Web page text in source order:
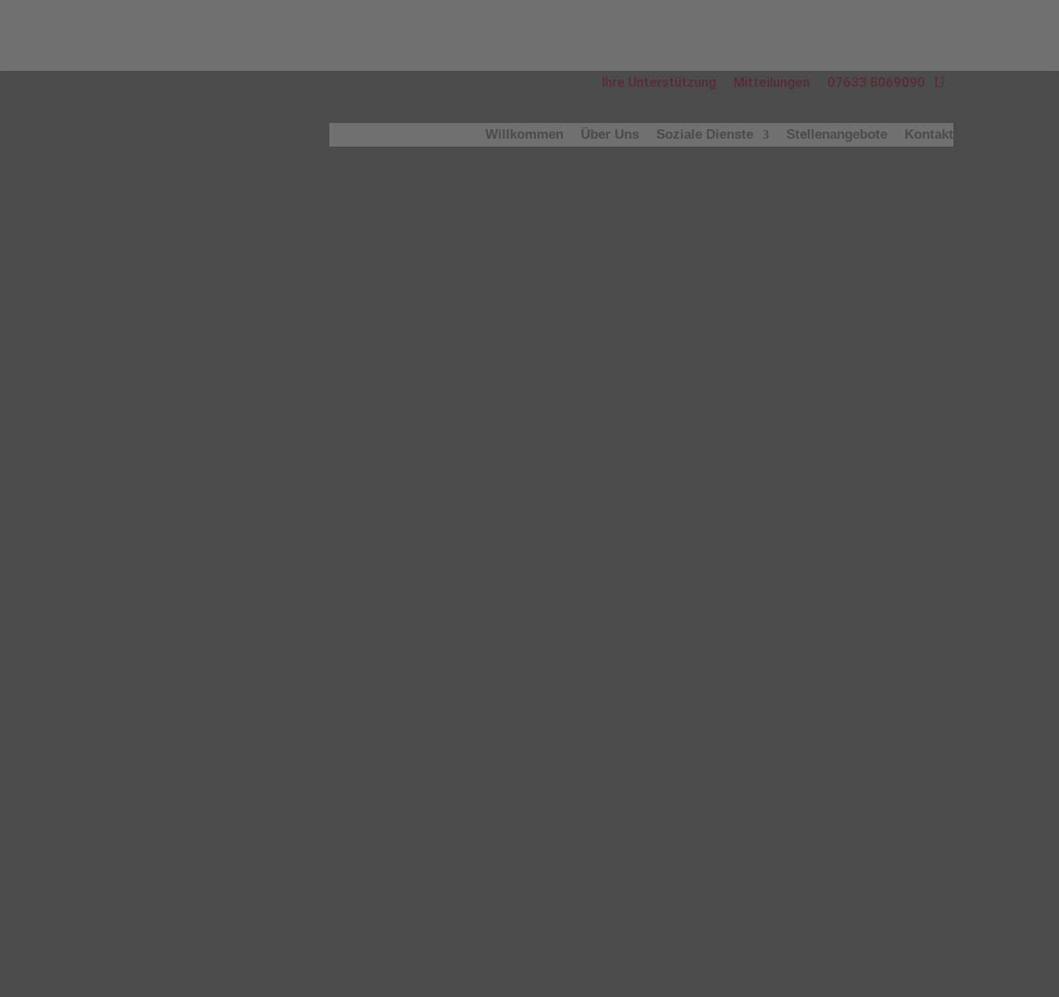
Ihre Unter­stüt­zung Mit­tei­lun­gen 07633 8069090
Will­kom­men Über Uns Sozia­le Dienste Stel­len­an­ge­bo­te Kon­takt